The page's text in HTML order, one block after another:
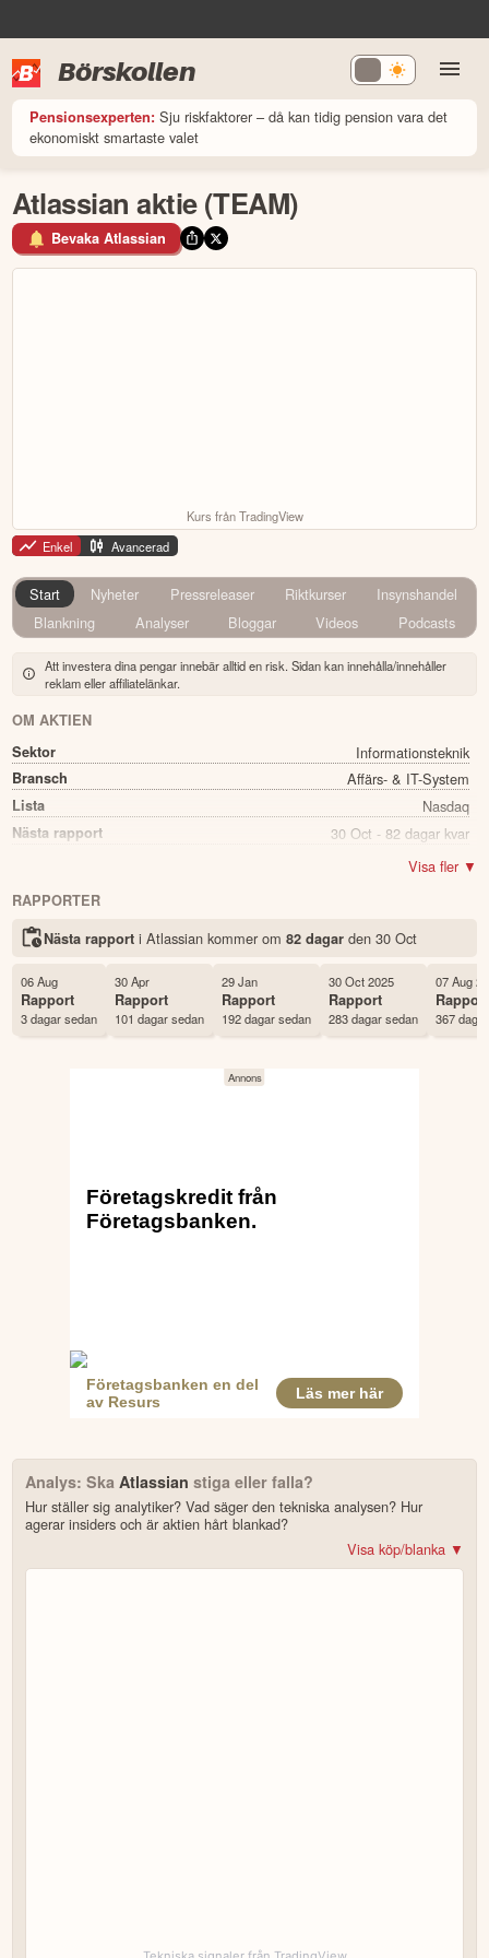
Börskollen
Pensionsexperten: Sju riskfaktorer – då kan tidig pension vara det
ekonomiskt smartaste valet
Atlassian aktie (TEAM)
Bevaka Atlassian
Kurs från TradingView
Enkel
Avancerad
Start Nyheter Pressreleaser Riktkurser
Insynshandel
Blankning
Analyser Bloggar Videos Podcasts
Att investera dina pengar innebär alltid en risk. Sidan kan innehålla/innehåller
reklam eller affiliatelänkar.
OM AKTIEN
Sektor
Informationsteknik
Bransch Affärs- & IT-System
Lista Nasdaq
Nästa rapport 30 Oct - 82 dagar kvar
Atlassian
Land
Antal ägare Avanza 658 st
Antal ägare Nordnet 856 st
Visa fler ▼
RAPPORTER
Nästa rapport i Atlassian kommer om 82 dagarden 30 Oct
06 Aug
Rapport
3 dagar sedan
30 Apr
Rapport
101 dagar sedan
29 Jan
Rapport
192 dagar sedan
30 Oct 2025
Rapport
283 dagar sedan
07 Aug
Rapport
367
Analys: Ska Atlassian stiga eller falla?
Hur ställer sig analytiker? Vad säger den tekniska analysen? Hur
agerar insiders och är aktien hårt blankad?
Bonus: Få upp till 500 USD i tillgångar när du öppnar konto –se
Visa köp/blanka ▼